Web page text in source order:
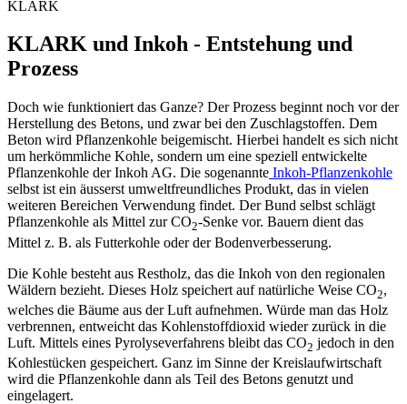
KLARK und Inkoh - Entstehung und
Prozess
Doch wie funktioniert das Ganze? Der Prozess beginnt noch vor der
Herstellung des Betons, und zwar bei den Zuschlagstoffen. Dem
Beton wird Pflanzenkohle beigemischt. Hierbei handelt es sich nicht
um herkömmliche Kohle, sondern um eine speziell entwickelte
Pflanzenkohle der Inkoh AG. Die sogenannte Inkoh-Pflanzenkohle
selbst ist ein äusserst umweltfreundliches Produkt, das in vielen
weiteren Bereichen Verwendung findet. Der Bund selbst schlägt
Pflanzenkohle als Mittel zur CO2-Senke vor. Bauern dient das
Mittel z. B. als Futterkohle oder der Bodenverbesserung.
Die Kohle besteht aus Restholz, das die Inkoh von den regionalen
Wäldern bezieht. Dieses Holz speichert auf natürliche Weise CO2,
welches die Bäume aus der Luft aufnehmen. Würde man das Holz
verbrennen, entweicht das Kohlenstoffdioxid wieder zurück in die
Luft. Mittels eines Pyrolyseverfahrens bleibt das CO2 jedoch in den
Kohlestücken gespeichert. Ganz im Sinne der Kreislaufwirtschaft
wird die Pflanzenkohle dann als Teil des Betons genutzt und
eingelagert.